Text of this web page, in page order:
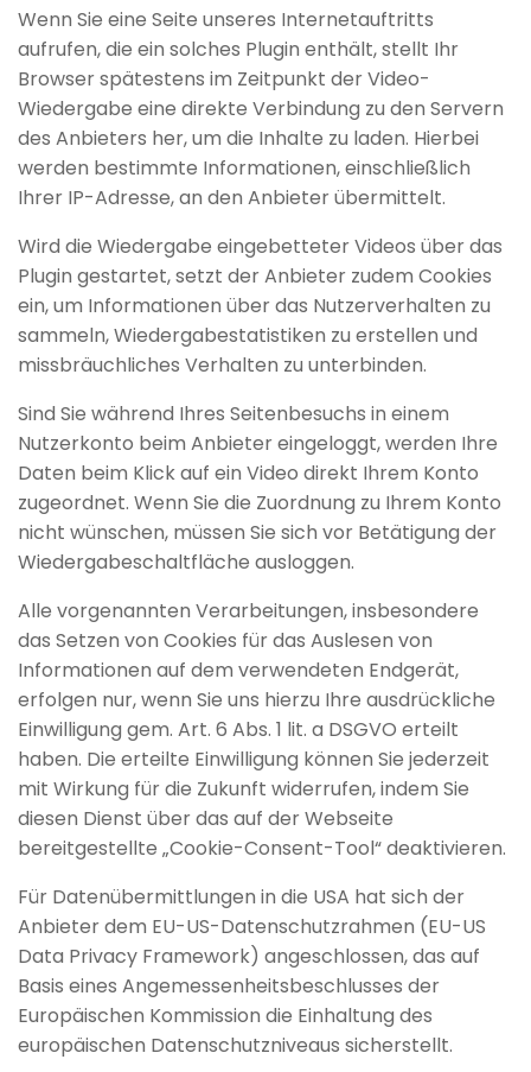
Wenn Sie eine Seite unseres Internetauftritts
aufrufen, die ein solches Plugin enthält, stellt Ihr
Browser spätestens im Zeitpunkt der Video-
Wiedergabe eine direkte Verbindung zu den Servern
des Anbieters her, um die Inhalte zu laden. Hierbei
werden bestimmte Informationen, einschließlich
Ihrer IP-Adresse, an den Anbieter übermittelt.
Wird die Wiedergabe eingebetteter Videos über das
Plugin gestartet, setzt der Anbieter zudem Cookies
ein, um Informationen über das Nutzerverhalten zu
sammeln, Wiedergabestatistiken zu erstellen und
missbräuchliches Verhalten zu unterbinden.
Sind Sie während Ihres Seitenbesuchs in einem
Nutzerkonto beim Anbieter eingeloggt, werden Ihre
Daten beim Klick auf ein Video direkt Ihrem Konto
zugeordnet. Wenn Sie die Zuordnung zu Ihrem Konto
nicht wünschen, müssen Sie sich vor Betätigung der
Wiedergabeschaltfläche ausloggen.
Alle vorgenannten Verarbeitungen, insbesondere
das Setzen von Cookies für das Auslesen von
Informationen auf dem verwendeten Endgerät,
erfolgen nur, wenn Sie uns hierzu Ihre ausdrückliche
Einwilligung gem. Art. 6 Abs. 1 lit. a DSGVO erteilt
haben. Die erteilte Einwilligung können Sie jederzeit
mit Wirkung für die Zukunft widerrufen, indem Sie
diesen Dienst über das auf der Webseite
bereitgestellte „Cookie-Consent-Tool“ deaktivieren.
Für Datenübermittlungen in die USA hat sich der
Anbieter dem EU-US-Datenschutzrahmen (EU-US
Data Privacy Framework) angeschlossen, das auf
Basis eines Angemessenheitsbeschlusses der
Europäischen Kommission die Einhaltung des
europäischen Datenschutzniveaus sicherstellt.